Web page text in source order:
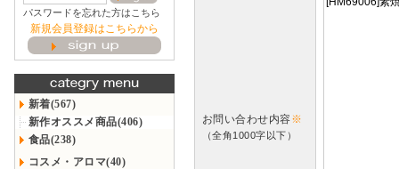
パスワードを忘れた方はこちら
新規会員登録はこちらから
新着(567)
新作オススメ商品(406)
食品(238)
コスメ・アロマ(40)
お問い合わせ内容※
（全角1000字以下）